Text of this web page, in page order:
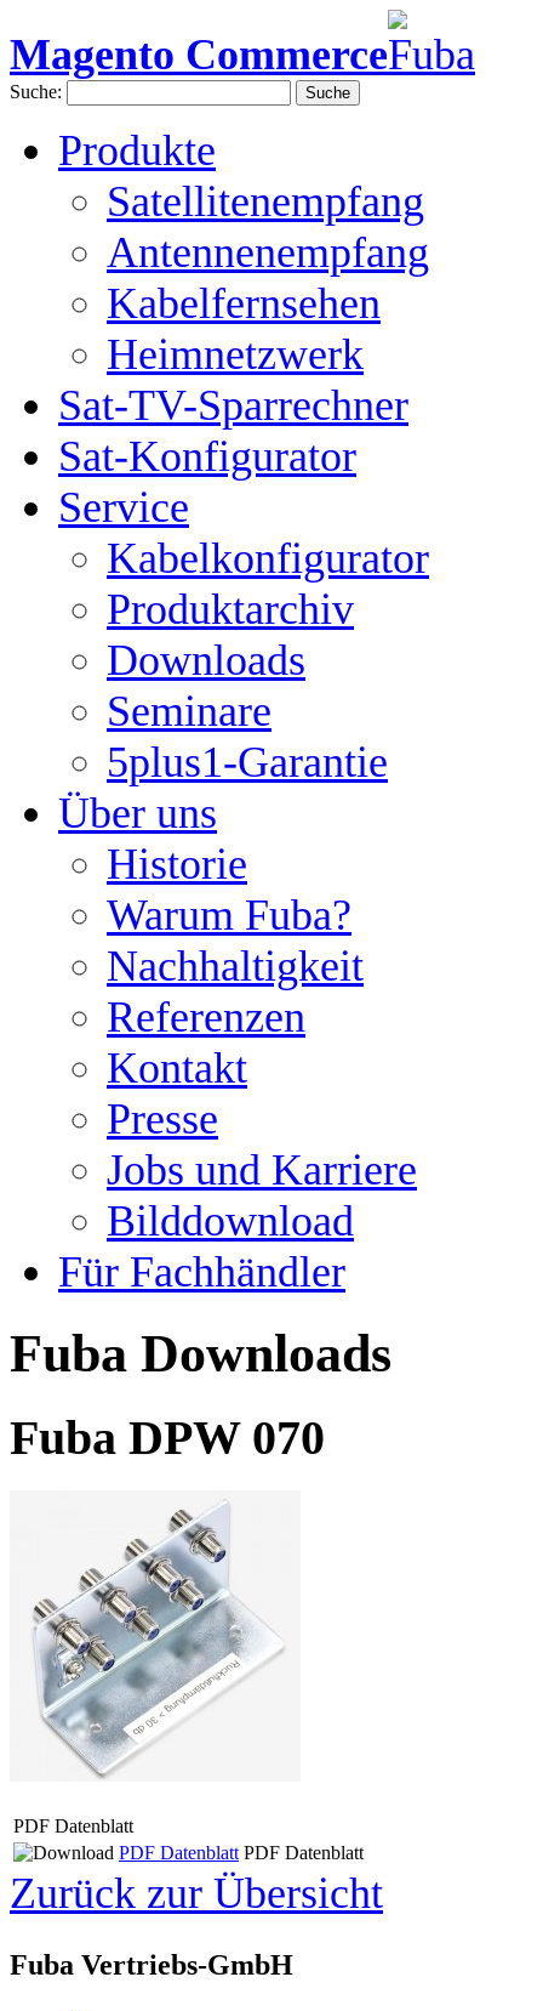
Magento Commerce
Suche: Suche
Produkte
Satellitenempfang
Antennenempfang
Kabelfernsehen
Heimnetzwerk
Sat-TV-Sparrechner
Sat-Konfigurator
Service
Kabelkonfigurator
Produktarchiv
Downloads
Seminare
5plus1-Garantie
Über uns
Historie
Warum Fuba?
Nachhaltigkeit
Referenzen
Kontakt
Presse
Jobs und Karriere
Bilddownload
Für Fachhändler
Fuba Downloads
Fuba DPW 070
PDF Datenblatt
PDF Datenblatt PDF Datenblatt
Zurück zur Übersicht
Fuba Vertriebs-GmbH